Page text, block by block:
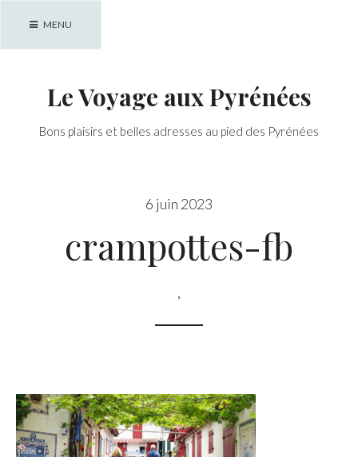
MENU
Le Voyage aux Pyrénées
Bons plaisirs et belles adresses au pied des Pyrénées
6 juin 2023
crampottes-fb
,